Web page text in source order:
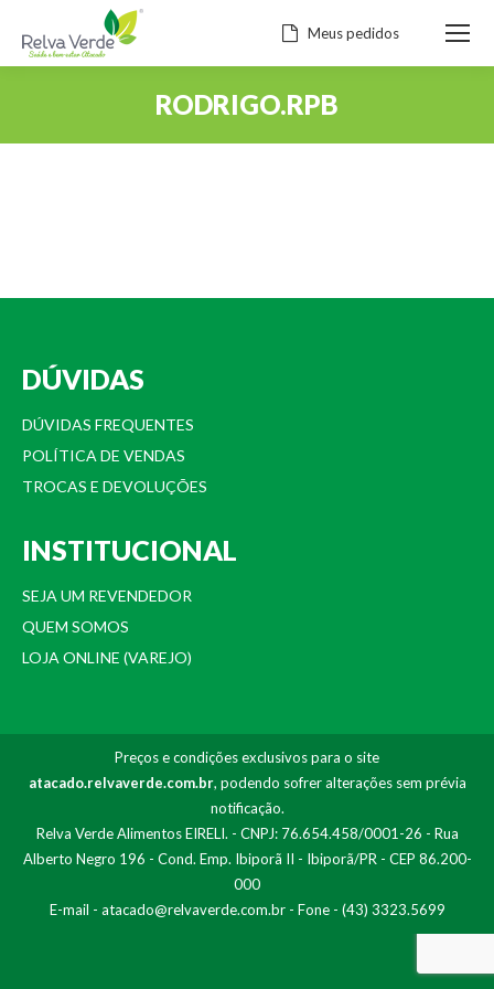
Meus pedidos
RODRIGO.RPB
DÚVIDAS
DÚVIDAS FREQUENTES
POLÍTICA DE VENDAS
TROCAS E DEVOLUÇÕES
INSTITUCIONAL
SEJA UM REVENDEDOR
QUEM SOMOS
LOJA ONLINE (VAREJO)
Preços e condições exclusivos para o site
atacado.relvaverde.com.br, podendo sofrer alterações sem prévia
notificação.
Relva Verde Alimentos EIRELI. - CNPJ: 76.654.458/0001-26 - Rua
Alberto Negro 196 - Cond. Emp. Ibiporã II - Ibiporã/PR - CEP 86.200-
000
E-mail - atacado@relvaverde.com.br- Fone - (43) 3323.5699